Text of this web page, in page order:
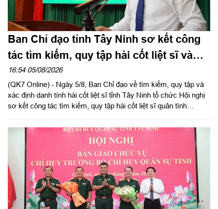
Ban Chỉ đạo tỉnh Tây Ninh sơ kết công
tác tìm kiếm, quy tập hài cốt liệt sĩ và
đẩy mạnh Chiến dịch 500 ngày đêm
16:54 05/08/2026
(QK7 Online) - Ngày 5/8, Ban Chỉ đạo về tìm kiếm, quy tập và
xác định danh tính hài cốt liệt sĩ tỉnh Tây Ninh tổ chức Hội nghị
sơ kết công tác tìm kiếm, quy tập hài cốt liệt sĩ quân tình
tranh tại Campuchia đưa về nước giai đoạn XXV; rút kinh
nghiệm sau 60 ngày triển khai lấy mẫu hài cốt liệt sĩ; phát động
đợt thi đua cao điểm với chủ đề “350 ngày đêm thần tốc, quyết
thắng”. Đồng chí Phạm Tấn Hòa, Phó chủ tịch UBND tỉnh Tây
Ninh, Trưởng ban Chỉ đạo về tìm kiếm, quy tập và xác định
danh tính hài cốt liệt sĩ tỉnh Tây Ninh chủ trì hội nghị.